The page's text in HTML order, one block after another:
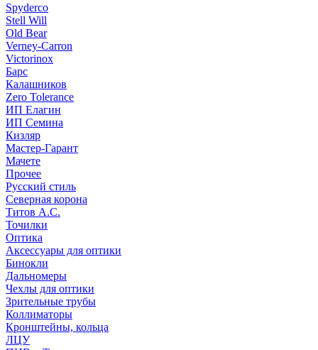
Spyderco
Stell Will
Old Bear
Verney-Carron
Victorinox
Барс
Калашников
Zero Tolerance
ИП Елагин
ИП Семина
Кизляр
Мастер-Гарант
Мачете
Прочее
Русский стиль
Северная корона
Титов А.С.
Точилки
Оптика
Аксессуары для оптики
Бинокли
Дальномеры
Чехлы для оптики
Зрительные трубы
Коллиматоры
Кронштейны, кольца
ЛЦУ